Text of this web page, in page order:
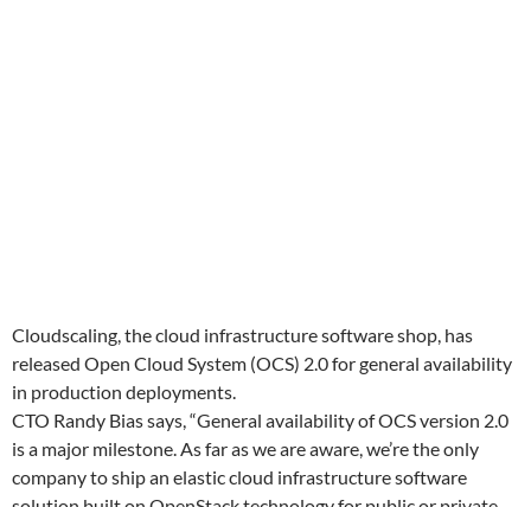
Cloudscaling, the cloud infrastructure software shop, has
released Open Cloud System (OCS) 2.0 for general availability
in production deployments.
CTO Randy Bias says, “General availability of OCS version 2.0
is a major milestone. As far as we are aware, we’re the only
company to ship an elastic cloud infrastructure software